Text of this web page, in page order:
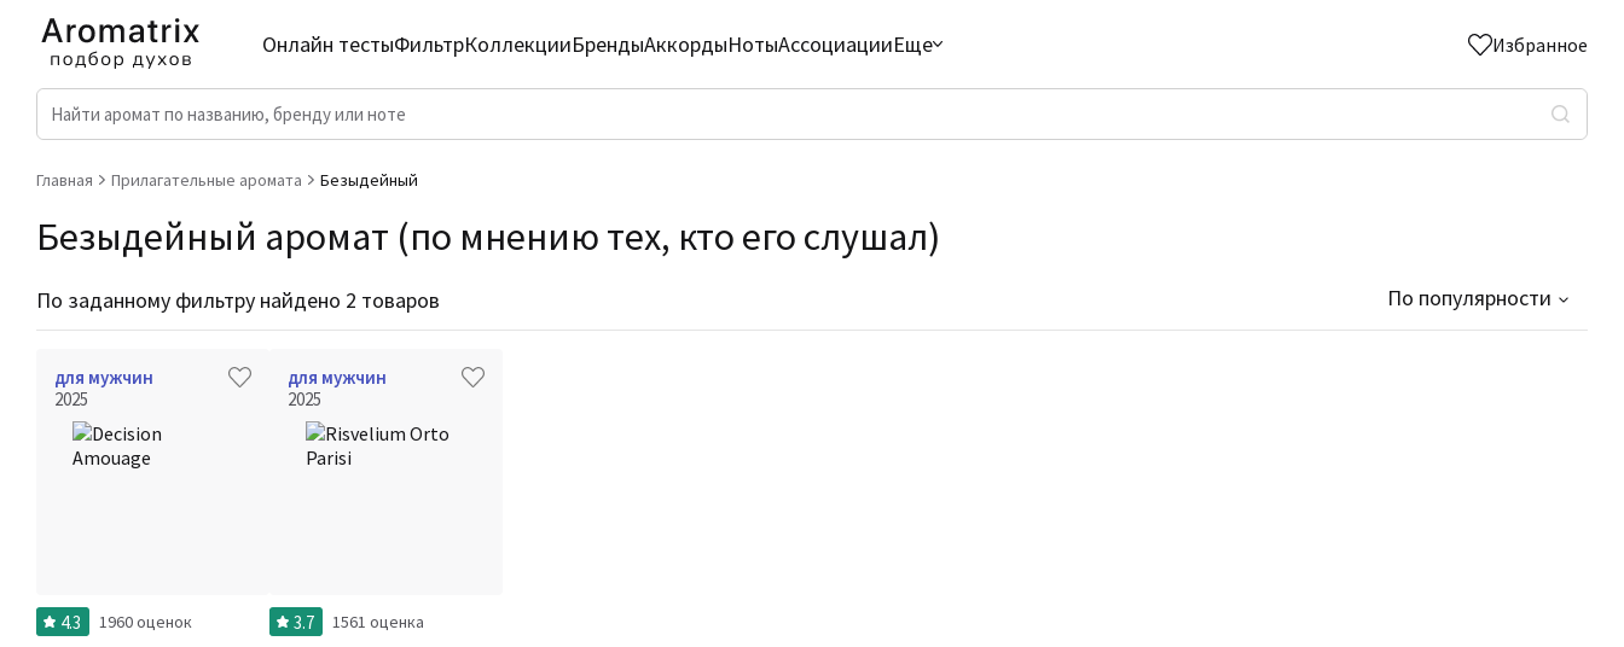
Онлайн тестыФильтрКоллекцииБрендыАккордыНотыАссоциацииЕще Избранное
Главная Прилагательные аромата Безыдейный
Безыдейный аромат (по мнению тех, кто его слушал)
По заданному фильтру найдено 2 товаров По популярности
для мужчин
2025
4.3 1960 оценок
для мужчин
2025
3.7 1561 оценка